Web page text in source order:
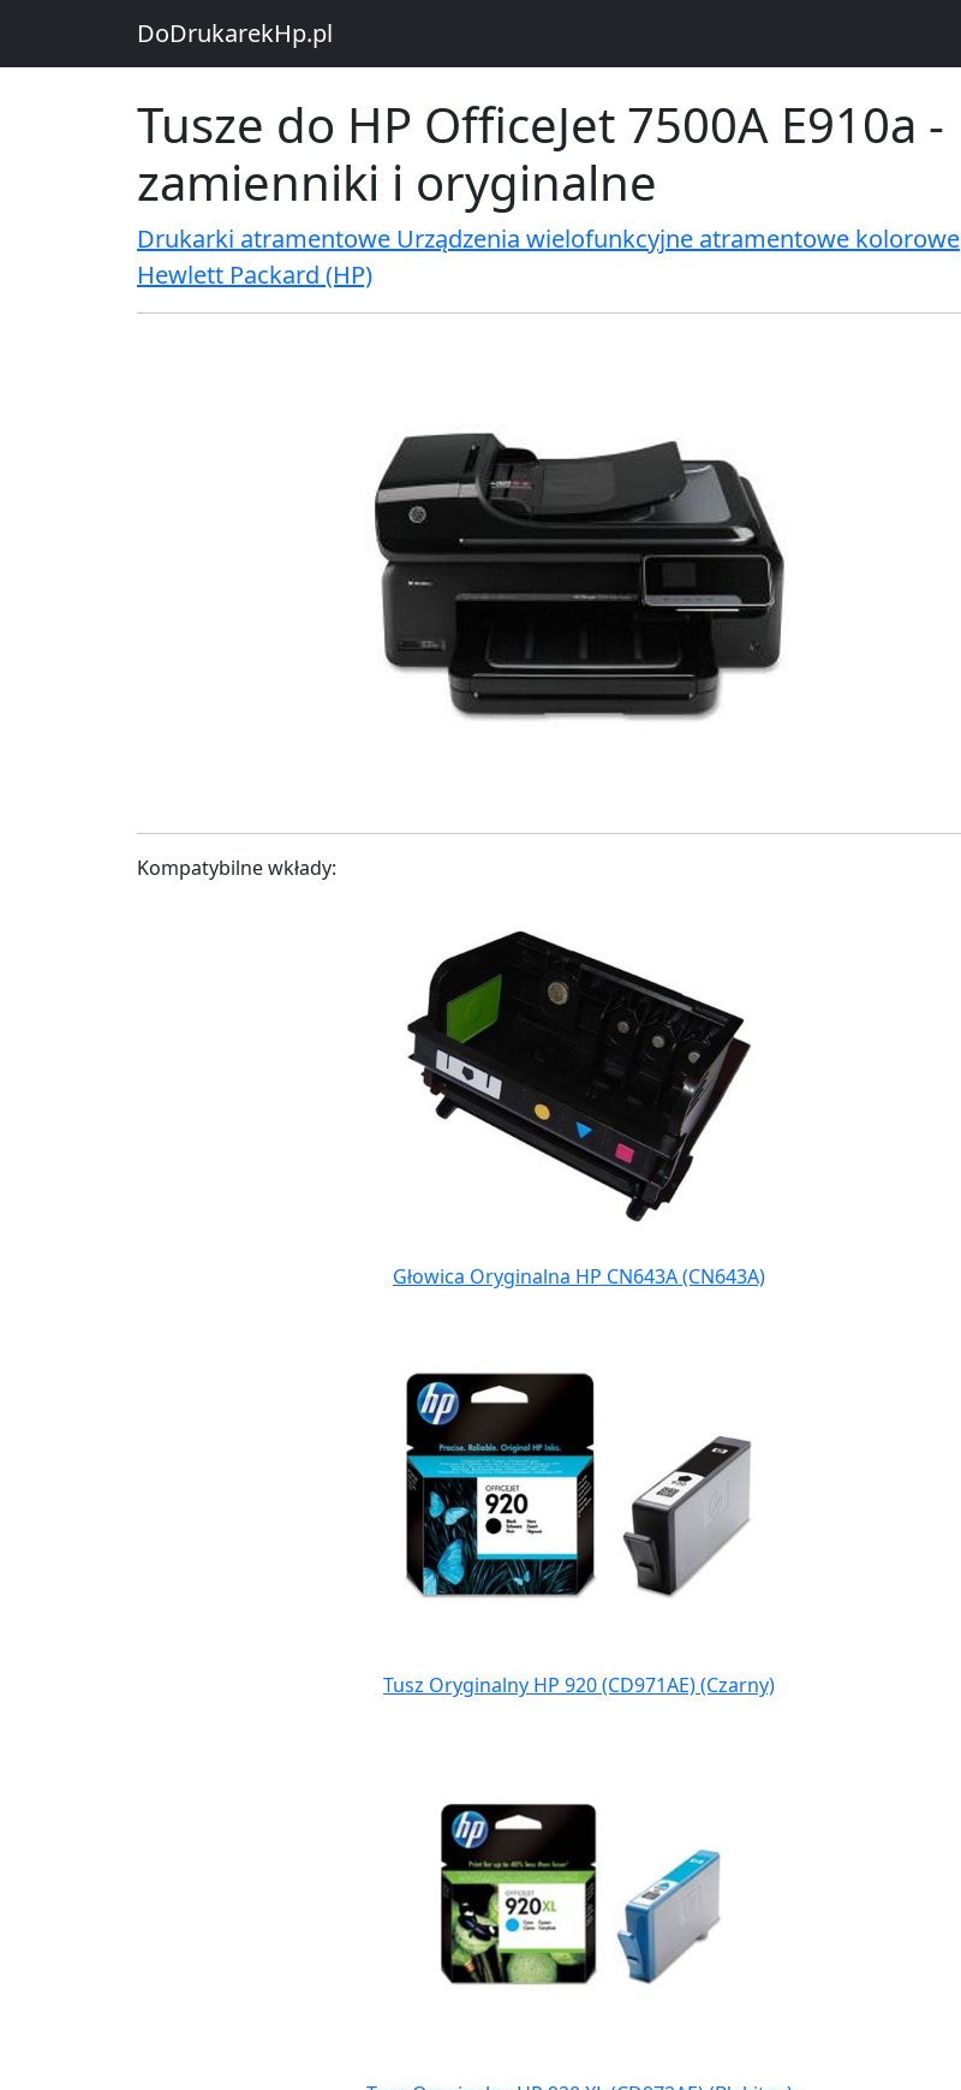
DoDrukarekHp.pl
Tusze do HP OfficeJet 7500A E910a -
zamienniki i oryginalne
Drukarki atramentowe Urządzenia wielofunkcyjne atramentowe kolorowe
Hewlett Packard (HP)
Kompatybilne wkłady:
Głowica Oryginalna HP CN643A (CN643A)
Tusz Oryginalny HP 920 (CD971AE) (Czarny)